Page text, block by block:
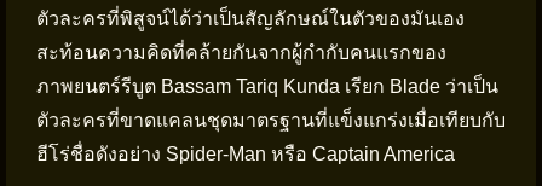
ตัวละครที่พิสูจน์ได้ว่าเป็นสัญลักษณ์ในตัวของมันเอง
สะท้อนความคิดที่คล้ายกันจากผู้กำกับคนแรกของ
ภาพยนตร์รีบูต Bassam Tariq Kunda เรียก Blade ว่าเป็น
ตัวละครที่ขาดแคลนชุดมาตรฐานที่แข็งแกร่งเมื่อเทียบกับ
ฮีโร่ชื่อดังอย่าง Spider-Man หรือ Captain America